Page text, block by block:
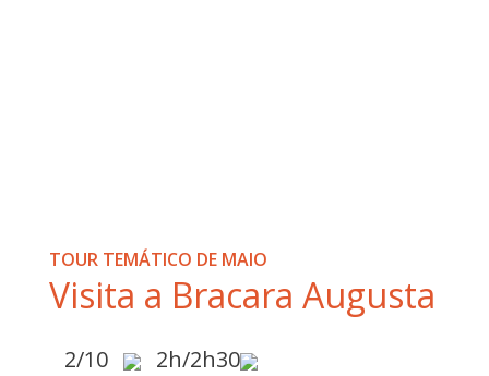
TOUR TEMÁTICO DE MAIO
Visita a Bracara Augusta
2/10 2h/2h30